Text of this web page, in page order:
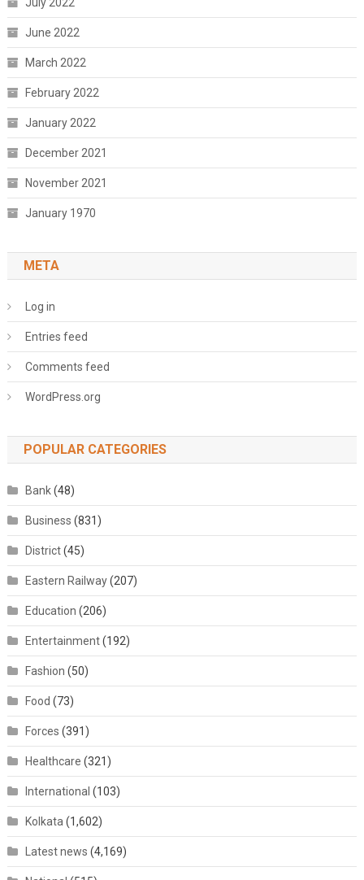
June 2022
March 2022
February 2022
January 2022
December 2021
November 2021
January 1970
META
Log in
Entries feed
Comments feed
WordPress.org
POPULAR CATEGORIES
Bank(48)
Business (831)
District(45)
Eastern Railway(207)
Education (206)
Entertainment(192)
Fashion (50)
Food (73)
Forces (391)
Healthcare (321)
International (103)
Kolkata (1,602)
Latest news (4,169)